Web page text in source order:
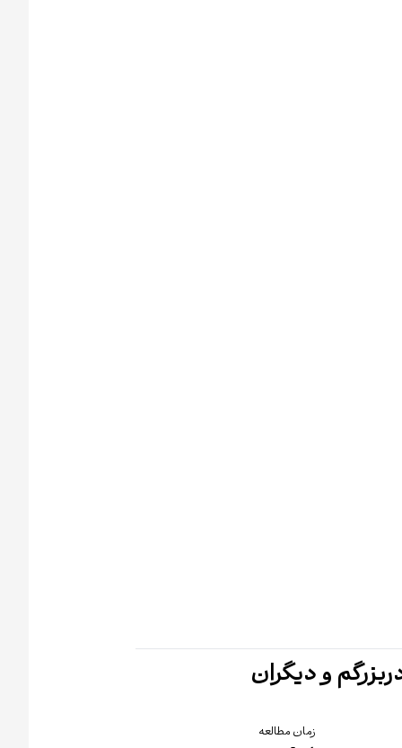
و دیگران
زمان مطالعه